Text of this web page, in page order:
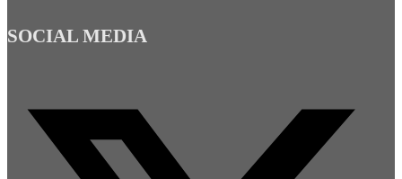
SOCIAL MEDIA